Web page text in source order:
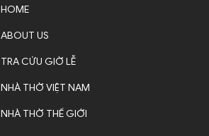
HOME
ABOUT US
TRA CỨU GIỜ LỄ
NHÀ THỜ VIỆT NAM
NHÀ THỜ THẾ GIỚI